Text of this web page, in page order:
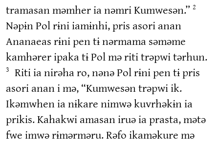
tramasan məmher ia nəmri Kumwesən.” 2
Nəpɨn Pol rɨni iamɨnhi, pris asori anan
Ananaeas rɨni pen tɨ nərmama səməme
kamhərer ipaka tɨ Pol mə riti trəpwi tərhun.
3
Riti ia nirəha ro, nənə Pol rɨni pen tɨ pris
asori anan i mə, “Kumwesən trəpwi ik.
Ikəmwhen ia nɨkare nimwə kuvrhəkɨn ia
prikis. Kahakwi amasan iruə ia prasta, mətə
fwe imwə rɨmərməru. Rəfo ikaməkure mə